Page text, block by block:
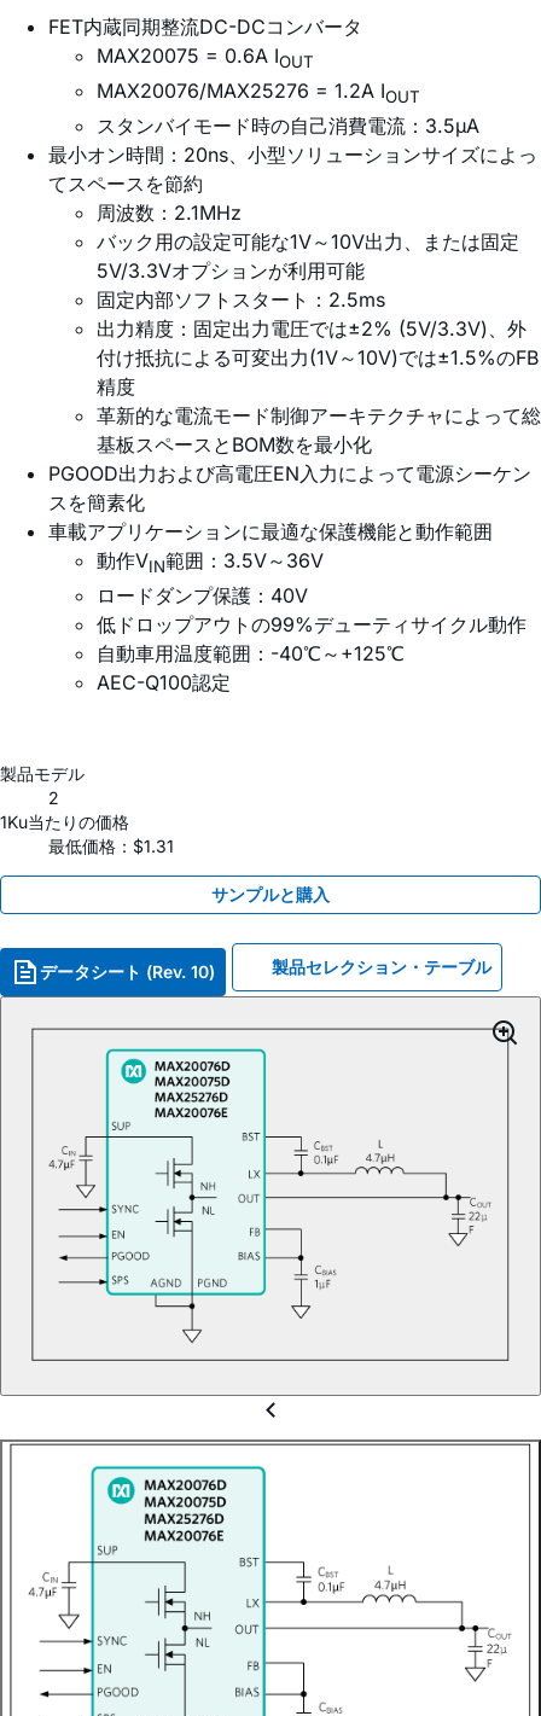
FET内蔵同期整流DC-DCコンバータ
MAX20075 = 0.6A IOUT
MAX20076/MAX25276 = 1.2A IOUT
スタンバイモード時の自己消費電流：3.5µA
最小オン時間：20ns、小型ソリューションサイズによっ
てスペースを節約
周波数：2.1MHz
バック用の設定可能な1V～10V出力、または固定
5V/3.3Vオプションが利用可能
固定内部ソフトスタート：2.5ms
出力精度：固定出力電圧では±2% (5V/3.3V)、外
付け抵抗による可変出力(1V～10V)では±1.5%のFB
精度
革新的な電流モード制御アーキテクチャによって総
基板スペースとBOM数を最小化
PGOOD出力および高電圧EN入力によって電源シーケン
スを簡素化
車載アプリケーションに最適な保護機能と動作範囲
動作VIN範囲：3.5V～36V
ロードダンプ保護：40V
低ドロップアウトの99%デューティサイクル動作
自動車用温度範囲：-40℃～+125℃
AEC-Q100認定
製品モデル
2
1Ku当たりの価格
最低価格：$1.31
サンプルと購入
データシート (Rev. 10) 製品セレクション・テーブル